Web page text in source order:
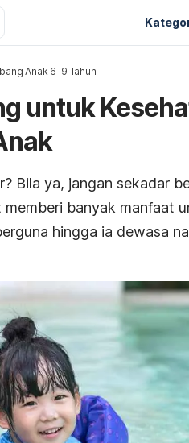
Anak 6-9 Tahun
untuk
Bila ya, jangan sekadar
banyak manfaat
hingga ia dewasa